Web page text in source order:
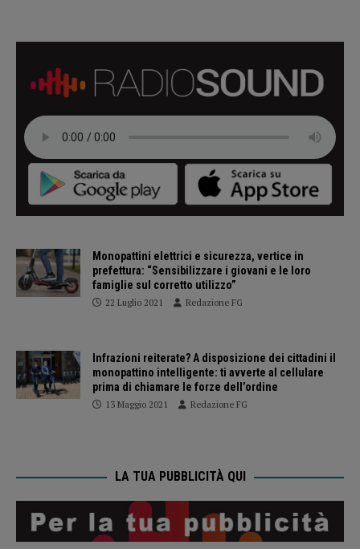
Monopattini elettrici e sicurezza, vertice in
prefettura: “Sensibilizzare i giovani e le loro
famiglie sul corretto utilizzo”
22 Luglio 2021 Redazione FG
Infrazioni reiterate? A disposizione dei cittadini il
monopattino intelligente: ti avverte al cellulare
prima di chiamare le forze dell’ordine
13 Maggio 2021 Redazione FG
LA TUA PUBBLICITÀ QUI